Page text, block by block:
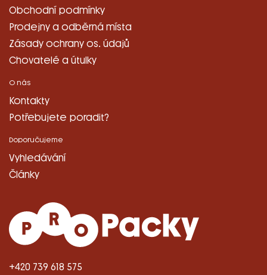
+420 739 618 575
Obchodní podmínky
Prodejny a odběrná místa
Zásady ochrany os. údajů
Chovatelé a útulky
O nás
Kontakty
Potřebujete poradit?
Doporučujeme
Vyhledávání
Články